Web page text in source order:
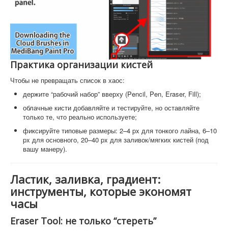
Практика организации кистей
Чтобы не превращать список в хаос:
держите “рабочий набор” вверху (Pencil, Pen, Eraser, Fill);
облачные кисти добавляйте и тестируйте, но оставляйте
только те, что реально используете;
фиксируйте типовые размеры: 2–4 px для тонкого лайна, 6–10
px для основного, 20–40 px для заливок/мягких кистей (под
вашу манеру).
Ластик, заливка, градиент:
инструменты, которые экономят
часы
Eraser Tool: не только “стереть”